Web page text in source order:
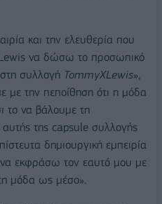
και την ελευθερία που
να δώσω το προσωπικό
συλλογή TommyXLewis»,
την πεποίθηση ότι η μόδα
το να βάλουμε τη
αυτής της capsule συλλογής
δημιουργική εμπειρία
εκφράσω τον εαυτό μου με
μόδα ως μέσο».